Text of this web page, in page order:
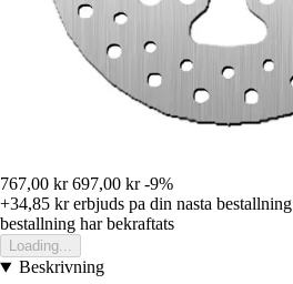
767,00 kr 697,00 kr -9%
+34,85 krerbjuds pa din nasta bestallning
bestallning har bekraftats
Loading...
Beskrivning